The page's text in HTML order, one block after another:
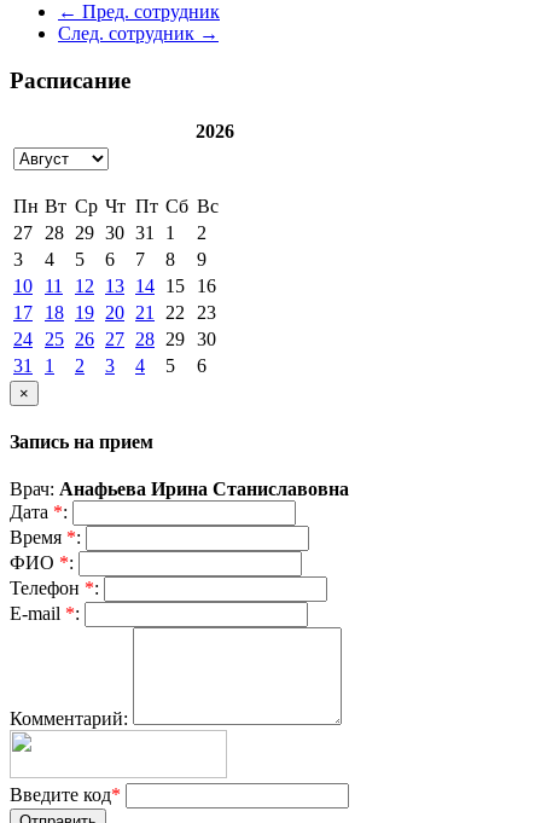
← Пред. сотрудник
След. сотрудник →
Расписание
2026
Пн Вт Ср Чт Пт Сб Вс
27
28 29 30 31 1
2
3
4 5 6 7 8
9
10
11 12 13 14 15
16
17
18 19 20 21 22
23
24
25 26 27 28 29 30
31
1 2 3 4 5 6
×
Запись на прием
Врач: Анафьева Ирина Станиславовна
Дата *:
Время *:
ФИО *:
Телефон *:
E-mail *:
Комментарий:
Введите код*